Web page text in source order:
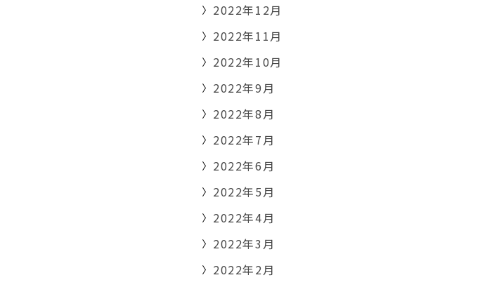
2022年12月
2022年11月
2022年10月
2022年9月
2022年8月
2022年7月
2022年6月
2022年5月
2022年4月
2022年3月
2022年2月